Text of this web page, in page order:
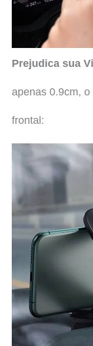
Prejudica sua
apenas 0.9cm,
frontal: